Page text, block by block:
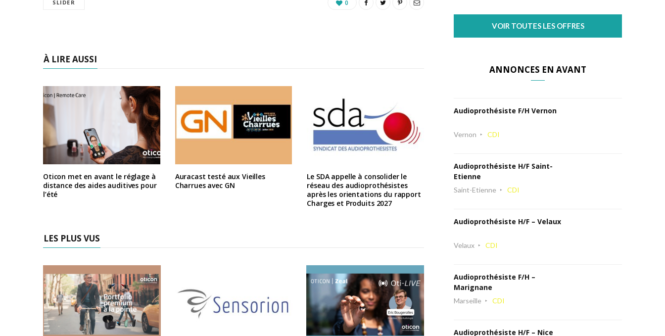
SLIDER 0
À LIRE AUSSI
Oticon met en avant le réglage à
distance des aides auditives pour
l’été
Auracast testé aux Vieilles
Charrues avec GN
Le SDA appelle à consolider le
réseau des audioprothésistes
après les orientations du rapport
Charges et Produits 2027
LES PLUS VUS
VOIR TOUTES LES OFFRES
ANNONCES EN AVANT
Audioprothésiste F/H Vernon
Vernon CDI
Audioprothésiste H/F Saint-
Etienne
Saint-Etienne CDI
Audioprothésiste H/F – Velaux
Velaux CDI
Audioprothésiste F/H –
Marignane
Marseille CDI
Audioprothésiste H/F – Nice